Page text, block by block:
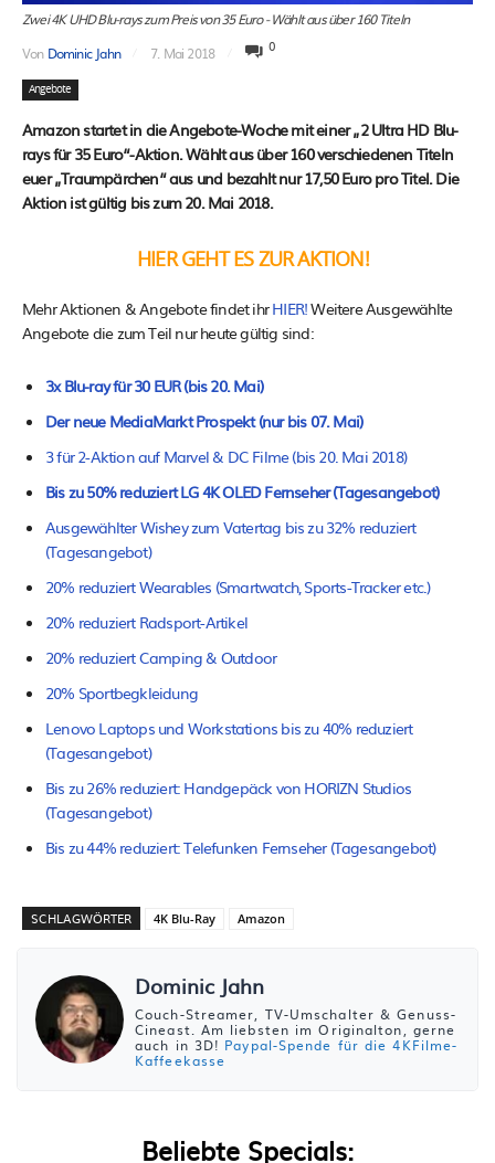
Zwei 4K UHD Blu-rays zum Preis von 35 Euro - Wählt aus über 160 Titeln
Von Dominic Jahn 7. Mai 2018 0
Angebote
Amazon startet in die Angebote-Woche mit einer „2 Ultra HD Blu-
rays für 35 Euro“-Aktion. Wählt aus über 160 verschiedenen Titeln
euer „Traumpärchen“ aus und bezahlt nur 17,50 Euro pro Titel. Die
Aktion ist gültig bis zum 20. Mai 2018.
HIER GEHT ES ZUR AKTION!
Mehr Aktionen & Angebote findet ihrHIER!Weitere Ausgewählte
Angebote die zum Teil nur heute gültig sind:
3x Blu-ray für 30 EUR (bis 20. Mai)
Der neue MediaMarkt Prospekt (nur bis 07. Mai)
3 für 2-Aktion auf Marvel & DC Filme (bis 20. Mai 2018)
Bis zu 50% reduziert LG 4K OLED Fernseher (Tagesangebot)
Ausgewählter Wishey zum Vatertag bis zu 32% reduziert
(Tagesangebot)
20% reduziert Wearables (Smartwatch, Sports-Tracker etc.)
20% reduziert Radsport-Artikel
20% reduziert Camping & Outdoor
20% Sportbegkleidung
Lenovo Laptops und Workstations bis zu 40% reduziert
(Tagesangebot)
Bis zu 26% reduziert: Handgepäck von HORIZN Studios
(Tagesangebot)
Bis zu 44% reduziert: Telefunken Fernseher (Tagesangebot)
SCHLAGWÖRTER 4K Blu-Ray Amazon
Dominic Jahn
Couch-Streamer, TV-Umschalter & Genuss-
Cineast. Am liebsten im Originalton, gerne
auch in 3D! Paypal-Spende für die 4KFilme-
Kaffeekasse
Beliebte Specials: